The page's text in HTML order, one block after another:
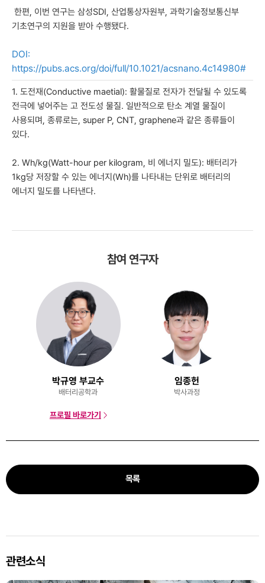
한편, 이번 연구는 삼성SDI, 산업통상자원부, 과학기술정보통신부
기초연구의 지원을 받아 수행됐다.
DOI:
https://pubs.acs.org/doi/full/10.1021/acsnano.4c14980#
1. 도전재(Conductive maetial): 활물질로 전자가 전달될 수 있도록
전극에 넣어주는 고 전도성 물질. 일반적으로 탄소 계열 물질이
사용되며, 종류로는, super P, CNT, graphene과 같은 종류들이
있다.
2. Wh/kg(Watt-hour per kilogram, 비 에너지 밀도): 배터리가
1kg당 저장할 수 있는 에너지(Wh)를 나타내는 단위로 배터리의
에너지 밀도를 나타낸다.
참여 연구자
박규영 부교수
배터리공학과
프로필 바로가기
임종헌
박사과정
목록
관련소식